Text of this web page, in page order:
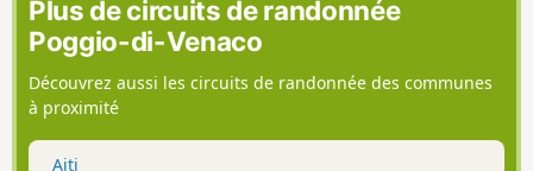
d'anciennes cultures de blé jusqu’aux
pentes du San Cervone. Ancien
carrefour de chemins muletiers, on y
trouve plusieurs vestiges d'aires de
battage, parfois toujours cerclées de
pierres.
Plus de circuits de randonnée
Poggio-di-Venaco
Découvrez aussi les circuits de randonnée des communes
à proximité
Aiti